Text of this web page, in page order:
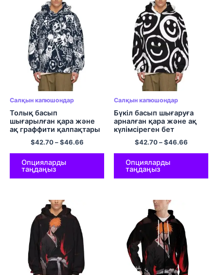
Салқын капюшондар
Толық басып
шығарылған қара және
ақ граффити қалпақтары
Полиэстерден жасалған
капюшон
$42.70–$46.66
Опцияларды
таңдаңыз
Салқын капюшондар
Бүкіл басып шығаруға
арналған қара және ақ
күлімсіреген бет
капюшонды свитер
пуловер капюшон
$42.70–$46.66
Опцияларды
таңдаңыз